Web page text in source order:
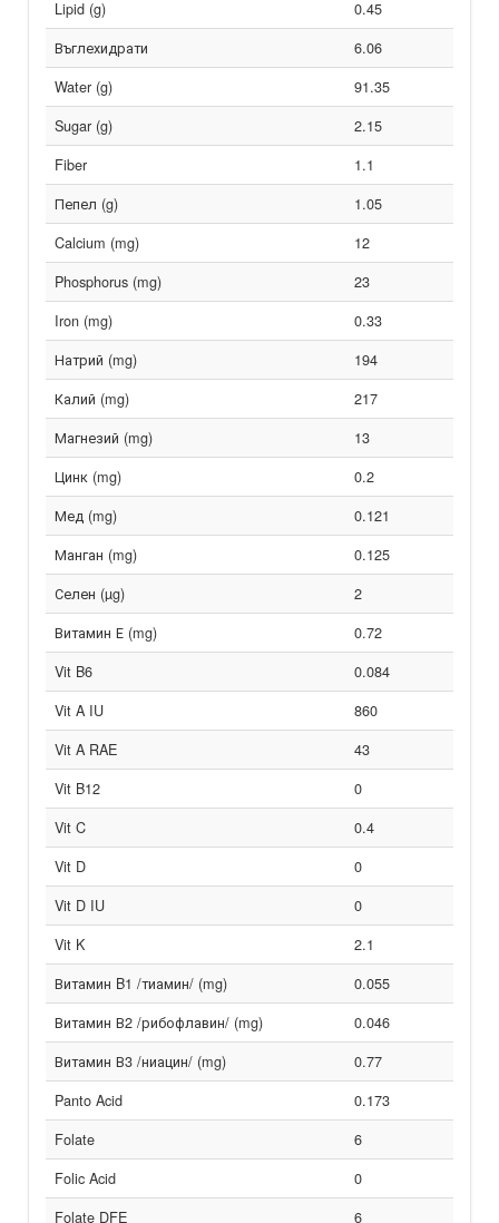
Lipid (g)
0.45
Въглехидрати
6.06
Water (g)
91.35
Sugar (g)
2.15
Fiber
1.1
Пепел (g)
1.05
Calcium (mg)
12
Phosphorus (mg)
23
Iron (mg)
0.33
Натрий (mg)
194
Калий (mg)
217
Магнезий (mg)
13
Цинк (mg)
0.2
Мед (mg)
0.121
Манган (mg)
0.125
Селен (µg)
2
Витамин Е (mg)
0.72
Vit B6
0.084
Vit A IU
860
Vit A RAE
43
Vit B12
0
Vit C
0.4
Vit D
0
Vit D IU
0
Vit K
2.1
Витамин B1 /тиамин/ (mg)
0.055
Витамин В2 /рибофлавин/ (mg)
0.046
Витамин В3 /ниацин/ (mg)
0.77
Panto Acid
0.173
Folate
6
Folic Acid
0
Folate DFE
6